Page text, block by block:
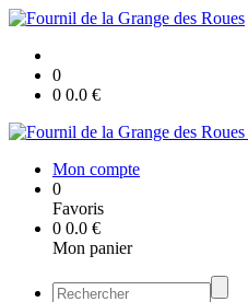
0
0 0.0 €
Mon compte
0
Favoris
0 0.0 €
Mon panier